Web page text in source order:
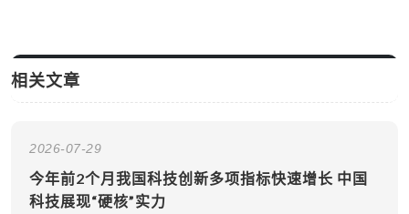
相关文章
2026-07-29
今年前2个月我国科技创新多项指标快速增长 中国
科技展现“硬核”实力